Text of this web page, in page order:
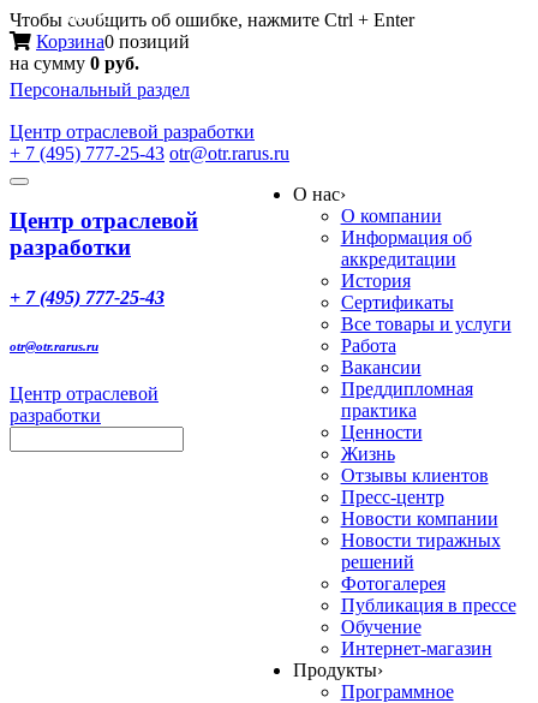
Чтобы сообщить об ошибке, нажмите Ctrl + Enter
Корзина0 позиций
на сумму 0 руб.
Персональный раздел
Центр отраслевой разработки
+ 7 (495) 777-25-43 otr@otr.rarus.ru
Toggle
Меню
Центр отраслевой
разработки
+ 7 (495) 777-25-43
otr@otr.rarus.ru
Центр отраслевой
разработки
О нас›
О компании
Информация об
аккредитации
История
Сертификаты
Все товары и услуги
Работа
Вакансии
Преддипломная
практика
Ценности
Жизнь
Отзывы клиентов
Пресс-центр
Новости компании
Новости тиражных
решений
Фотогалерея
Публикация в прессе
Обучение
Интернет-магазин
Продукты›
Программное